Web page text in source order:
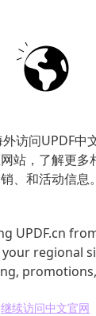
访问UPDF中
站，了解更多
、和活动信息。
UPDF.cn
your regional
继续访问中文官网
的文献引用
献的学术论
的组织、分
用格式。无
大量手动格
了云同步功
是在图书馆